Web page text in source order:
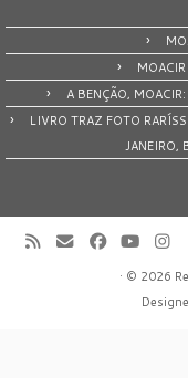
A BENÇÃO,
LIVRO TRAZ FOTO
JANEIRO,
· © 2026